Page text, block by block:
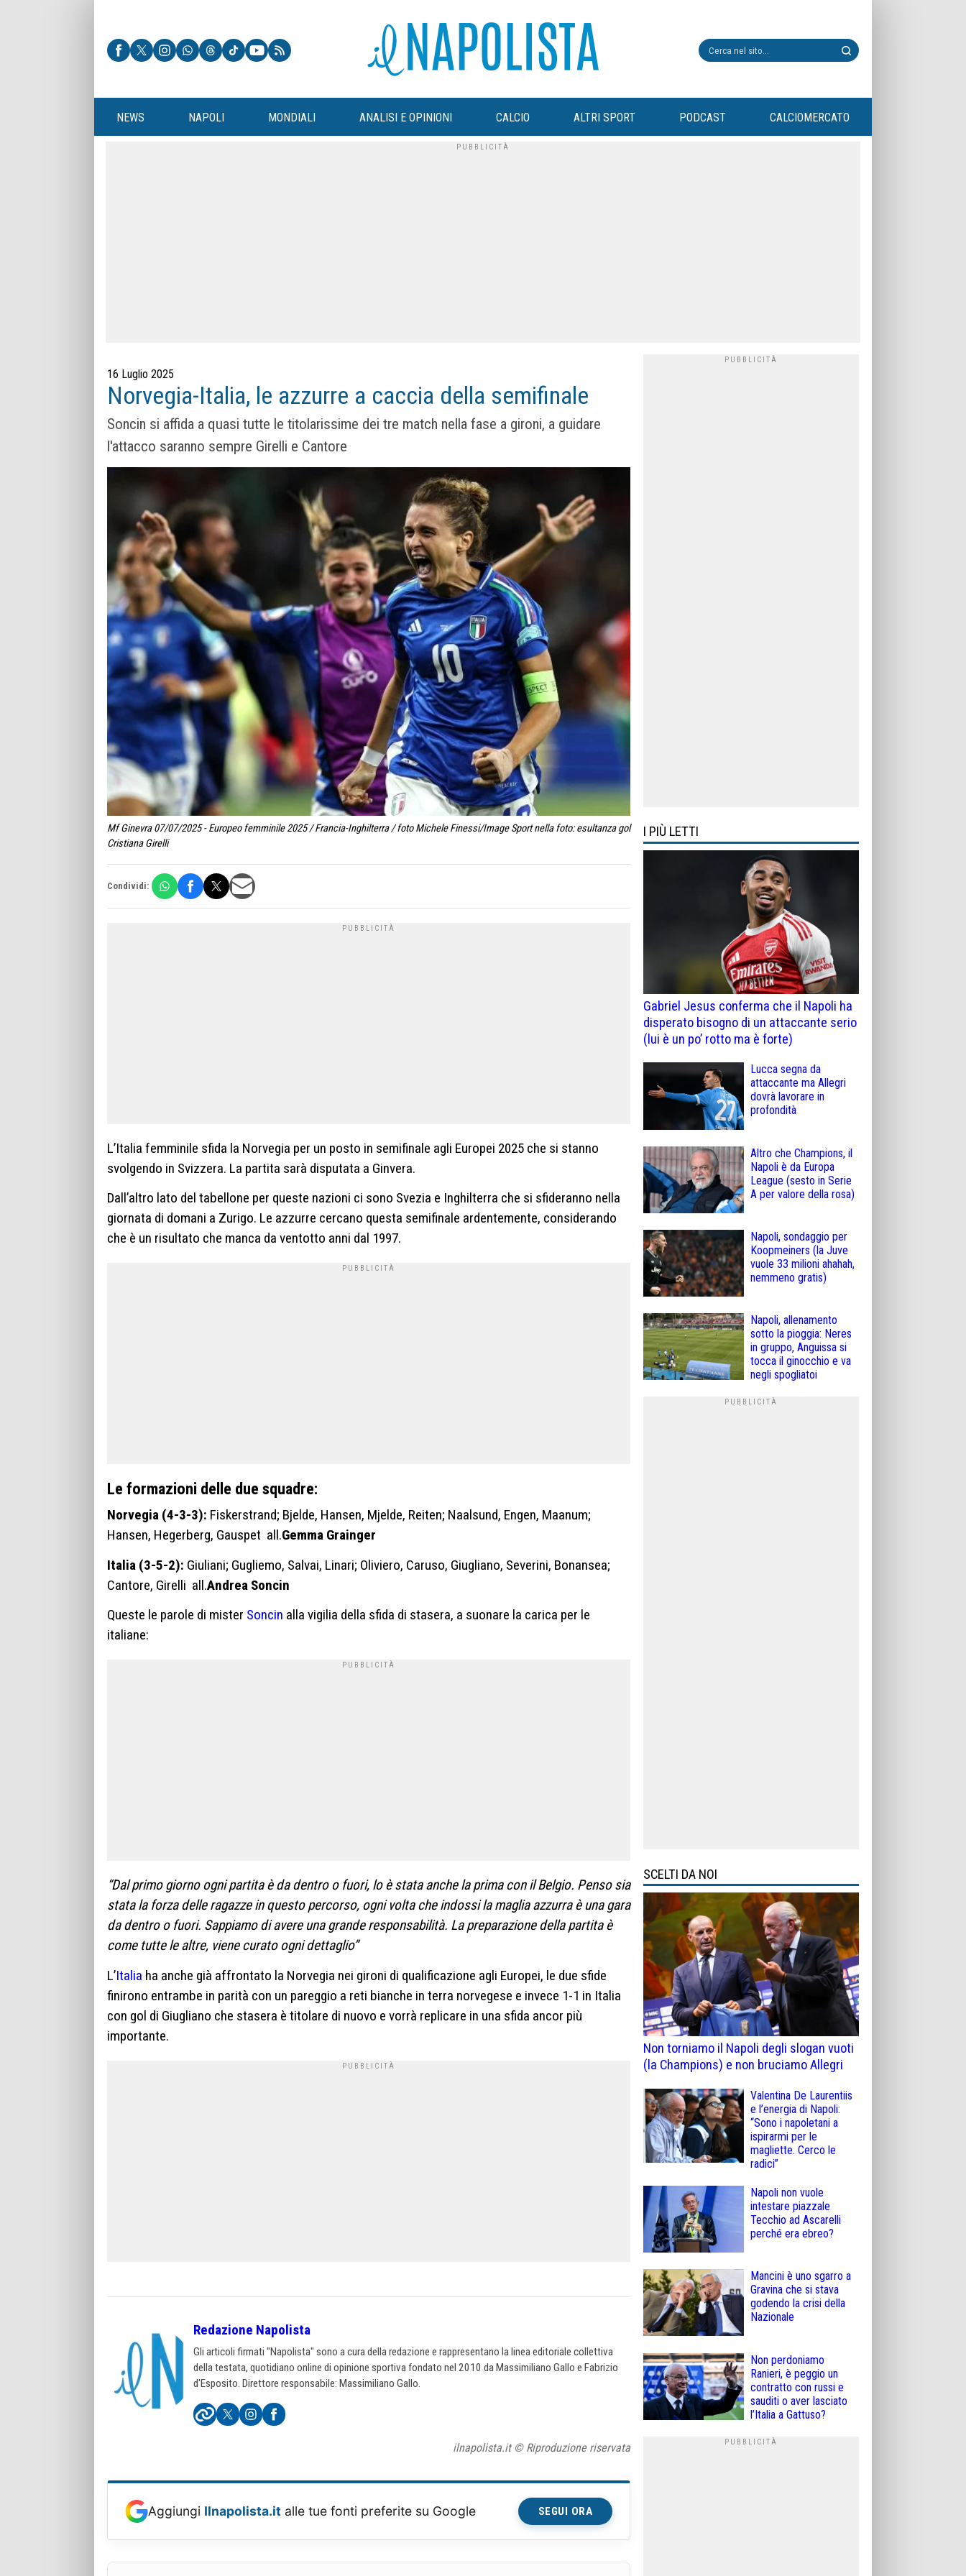
NEWS NAPOLI MONDIALI ANALISI E OPINIONI CALCIO ALTRI SPORT PODCAST CALCIOMERCATO
16 Luglio 2025
Norvegia-Italia, le azzurre a caccia della semifinale
Soncin si affida a quasi tutte le titolarissime dei tre match nella fase a gironi, a guidare
l'attacco saranno sempre Girelli e Cantore
Mf Ginevra 07/07/2025 - Europeo femminile 2025 / Francia-Inghilterra / foto Michele Finessi/Image Sport nella foto: esultanza gol
Cristiana Girelli
Condividi:
L’Italia femminile sfida la Norvegia per un posto in semifinale agli Europei 2025 che si stanno
svolgendo in Svizzera. La partita sarà disputata a Ginvera.
Dall’altro lato del tabellone per queste nazioni ci sono Svezia e Inghilterra che si sfideranno nella
giornata di domani a Zurigo. Le azzurre cercano questa semifinale ardentemente, considerando
che è un risultato che manca da ventotto anni dal 1997.
Le formazioni delle due squadre:
Norvegia (4-3-3): Fiskerstrand; Bjelde, Hansen, Mjelde, Reiten; Naalsund, Engen, Maanum;
Hansen, Hegerberg, Gauspet all.Gemma Grainger
Italia (3-5-2): Giuliani; Gugliemo, Salvai, Linari; Oliviero, Caruso, Giugliano, Severini, Bonansea;
Cantore, Girelli all.Andrea Soncin
Queste le parole di mister Soncin alla vigilia della sfida di stasera, a suonare la carica per le
italiane:
“Dal primo giorno ogni partita è da dentro o fuori, lo è stata anche la prima con il Belgio. Penso sia
stata la forza delle ragazze in questo percorso, ogni volta che indossi la maglia azzurra è una gara
da dentro o fuori. Sappiamo di avere una grande responsabilità. La preparazione della partita è
come tutte le altre, viene curato ogni dettaglio”
L’Italia ha anche già affrontato la Norvegia nei gironi di qualificazione agli Europei, le due sfide
finirono entrambe in parità con un pareggio a reti bianche in terra norvegese e invece 1-1 in Italia
con gol di Giugliano che stasera è titolare di nuovo e vorrà replicare in una sfida ancor più
importante.
Redazione Napolista
Gli articoli firmati "Napolista" sono a cura della redazione e rappresentano la linea editoriale collettiva
della testata, quotidiano online di opinione sportiva fondato nel 2010 da Massimiliano Gallo e Fabrizio
d'Esposito. Direttore responsabile: Massimiliano Gallo.
ilnapolista.it © Riproduzione riservata
Aggiungi Ilnapolista.it alle tue fonti preferite su Google SEGUI ORA
I PIÙ LETTI
Gabriel Jesus conferma che il Napoli ha
disperato bisogno di un attaccante serio
(lui è un po’ rotto ma è forte)
Lucca segna da
attaccante ma Allegri
dovrà lavorare in
profondità
Altro che Champions, il
Napoli è da Europa
League (sesto in Serie
A per valore della rosa)
Napoli, sondaggio per
Koopmeiners (la Juve
vuole 33 milioni ahahah,
nemmeno gratis)
Napoli, allenamento
sotto la pioggia: Neres
in gruppo, Anguissa si
tocca il ginocchio e va
negli spogliatoi
SCELTI DA NOI
Non torniamo il Napoli degli slogan vuoti
(la Champions) e non bruciamo Allegri
Valentina De Laurentiis
e l’energia di Napoli:
“Sono i napoletani a
ispirarmi per le
magliette. Cerco le
radici”
Napoli non vuole
intestare piazzale
Tecchio ad Ascarelli
perché era ebreo?
Mancini è uno sgarro a
Gravina che si stava
godendo la crisi della
Nazionale
Non perdoniamo
Ranieri, è peggio un
contratto con russi e
sauditi o aver lasciato
l’Italia a Gattuso?